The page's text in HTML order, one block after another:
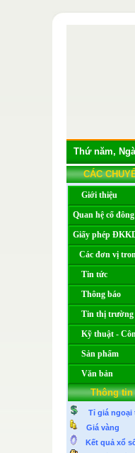
Thứ năm,
CÁC
Giới thiệu
Quan hệ cổ đông
Giấy phép
Các đơn vị
Tin tức
Thông báo
Tin thị trường
Kỹ thuật -
Sản phẩm
Văn bản
Thông tin
Tỉ giá ngoại
Giá vàng
Kết quả xổ